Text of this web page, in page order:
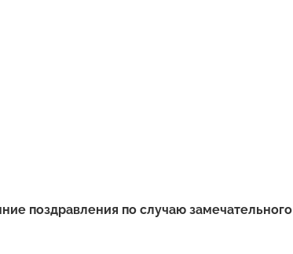
поздравления по случаю замечательного